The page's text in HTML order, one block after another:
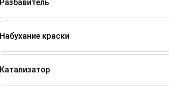
Разбавитель
Набухание краски
Катализатор